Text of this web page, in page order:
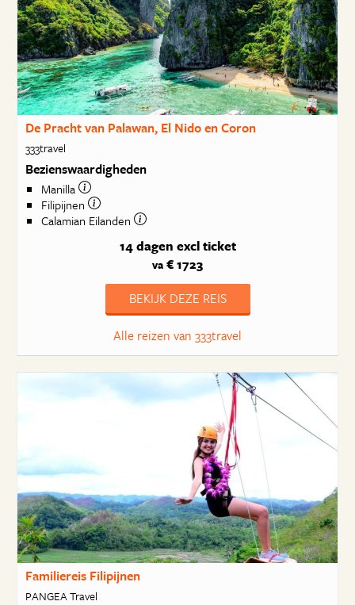
De Pracht van Palawan, El Nido en Coron
333travel
Bezienswaardigheden
Manilla
Filipijnen
Calamian Eilanden
14 dagen excl ticket
va € 1723
BEKIJK DEZE REIS
Alle reizen van 333travel
Familiereis Filipijnen
PANGEA Travel